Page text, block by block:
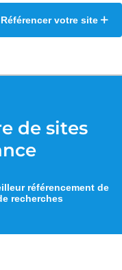
Référencer votre site
de sites
référencement de
recherches